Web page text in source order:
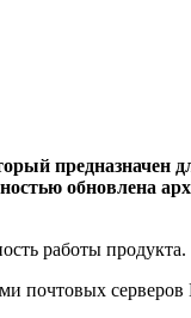
предназначен
обновлена
работы продукта.
почтовых